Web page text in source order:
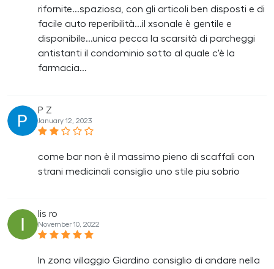
rifornite...spaziosa, con gli articoli ben disposti e di
facile auto reperibilità...il xsonale è gentile e
disponibile...unica pecca la scarsità di parcheggi
antistanti il condominio sotto al quale c'è la
farmacia...
P Z
January 12, 2023
come bar non è il massimo pieno di scaffali con
strani medicinali consiglio uno stile piu sobrio
lis ro
November 10, 2022
In zona villaggio Giardino consiglio di andare nella